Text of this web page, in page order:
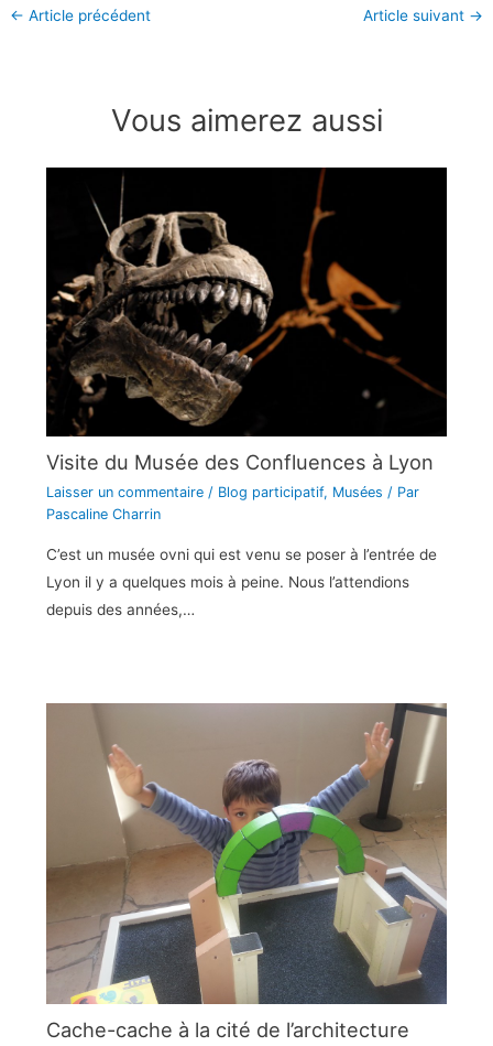
← Article précédent Article suivant →
Vous aimerez aussi
Visite du Musée des Confluences à Lyon
Laisser un commentaire / Blog participatif, Musées / Par
Pascaline Charrin
C’est un musée ovni qui est venu se poser à l’entrée de
Lyon il y a quelques mois à peine. Nous l’attendions
depuis des années,…
Cache-cache à la cité de l’architecture